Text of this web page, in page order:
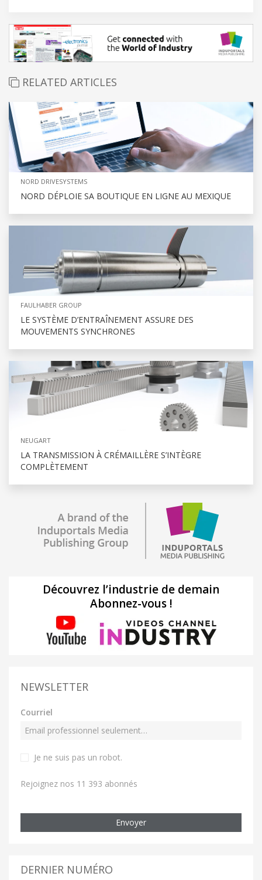
RELATED ARTICLES
NORD DRIVESYSTEMS
NORD DÉPLOIE SA BOUTIQUE EN LIGNE AU MEXIQUE
FAULHABER GROUP
LE SYSTÈME D’ENTRAÎNEMENT ASSURE DES
MOUVEMENTS SYNCHRONES
NEUGART
LA TRANSMISSION À CRÉMAILLÈRE S’INTÈGRE
COMPLÈTEMENT
Découvrez l’industrie de demain
Abonnez-vous !
NEWSLETTER
Courriel
Je ne suis pas un robot.
Rejoignez nos 11 393 abonnés
Envoyer
DERNIER NUMÉRO